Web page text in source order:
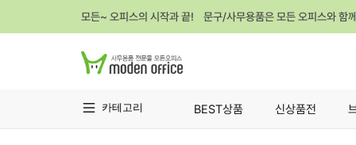
모든~ 오피스의 시작과 끝! 문구/사무용품은 모든 오피스와 함
카테고리 BEST상품 신상품전